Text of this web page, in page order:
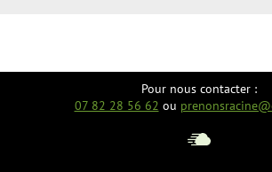
Pour nous contacter :
07 82 28 56 62 ou